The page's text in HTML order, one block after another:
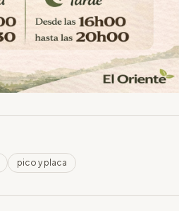
pico y placa